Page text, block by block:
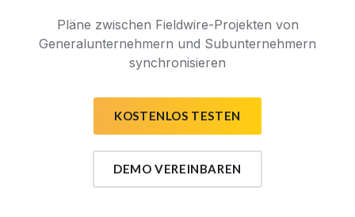
Pläne zwischen Fieldwire-Projekten von
Generalunternehmern und Subunternehmern
synchronisieren
KOSTENLOS TESTEN
DEMO VEREINBAREN